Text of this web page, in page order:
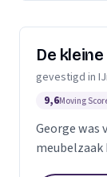
De
gevestigd in
9,6Moving
George was